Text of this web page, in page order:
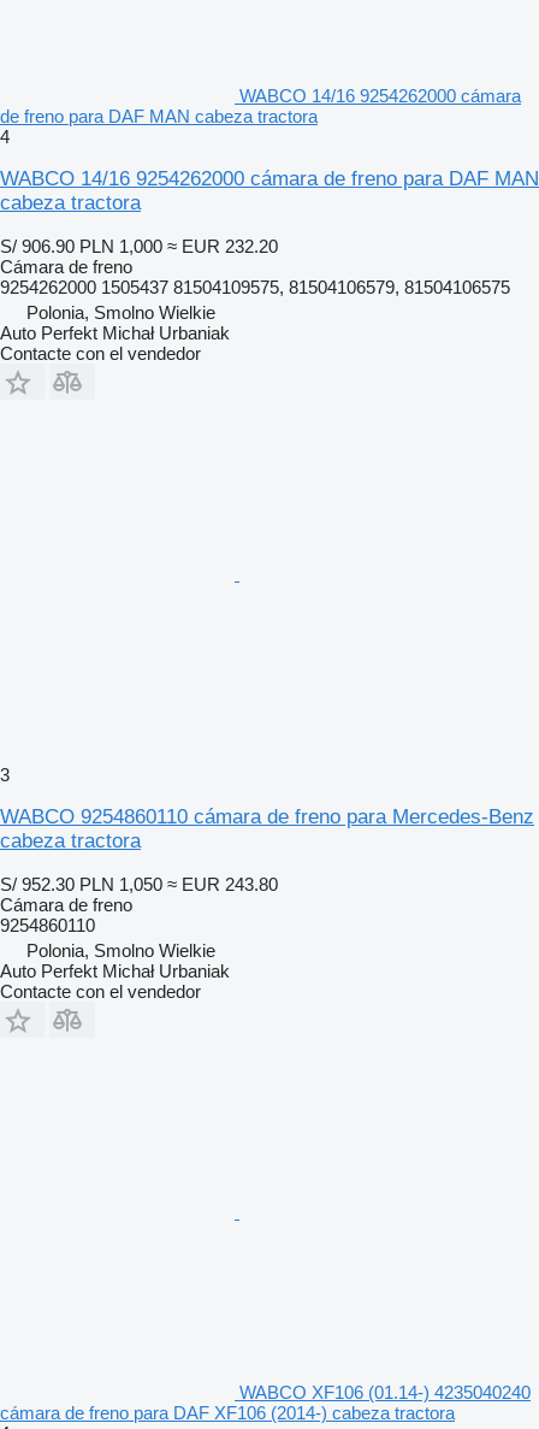
WABCO 14/16 9254262000 cámara
de freno para DAF MAN cabeza tractora
4
WABCO 14/16 9254262000 cámara de freno para DAF MAN
cabeza tractora
S/ 906.90 PLN 1,000 ≈ EUR 232.20
Cámara de freno
9254262000 1505437 81504109575, 81504106579, 81504106575
Polonia, Smolno Wielkie
Auto Perfekt Michał Urbaniak
Contacte con el vendedor
3
WABCO 9254860110 cámara de freno para Mercedes-Benz
cabeza tractora
S/ 952.30 PLN 1,050 ≈ EUR 243.80
Cámara de freno
9254860110
Polonia, Smolno Wielkie
Auto Perfekt Michał Urbaniak
Contacte con el vendedor
WABCO XF106 (01.14-) 4235040240
cámara de freno para DAF XF106 (2014-) cabeza tractora